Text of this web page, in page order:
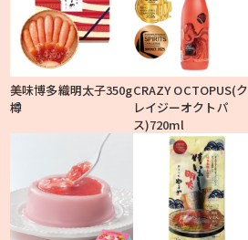
美味博多織明太子350g
樽
CRAZY OCTOPUS(ク
レイジーオクトパ
ス)720ml